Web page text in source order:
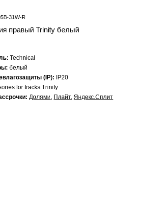
31W-R
правый Trinity белый
Technical
белый
(IP):
IP20
for tracks Trinity
Долями, Плайт,Яндекс.Сплит